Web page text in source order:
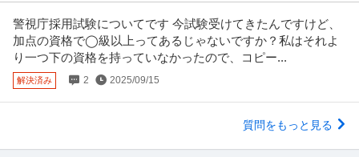
警視庁採用試験についてです 今試験受けてきたんですけど、
加点の資格で◯級以上ってあるじゃないですか？私はそれよ
り一つ下の資格を持っていなかったので、コピー...
解決済み 2 2025/09/15
質問をもっと見る